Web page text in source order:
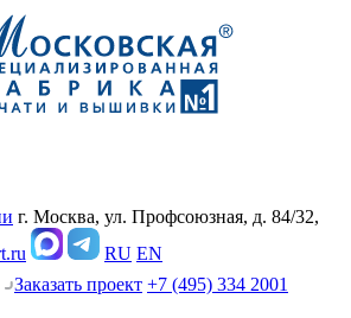
г. Москва, ул. Профсоюзная, д. 84/32,
RU EN
Заказать проект +7 (495) 334 2001